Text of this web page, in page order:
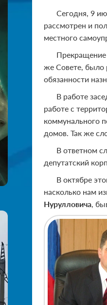
Сегодня, 9
рассмотрен и
местного
Прекращение
же Совете, было
обязанности
В работе
работе с
коммунального
домов. Так же
В ответном
депутатский
В октябре
насколько нам
Нурулловича,